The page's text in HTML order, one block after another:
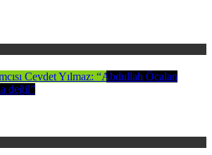
Cevdet Yılmaz: “Abdullah Öcalan
değil”